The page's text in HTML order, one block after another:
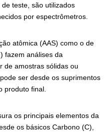
teste, são utilizados
por espectrômetros.
atômica (AAS) como o de
fazem análises da
de amostras sólidas ou
ser desde os suprimentos
produto final.
os principais elementos da
os básicos Carbono (C),